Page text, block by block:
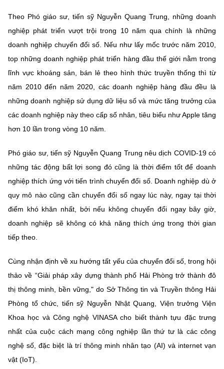
Địa chỉ: Ban Biên tập Cổng TTĐT - 18 Nguyễn Du, TP. Hà Nội
Điện thoại: 024 3936 9506
©2026 Bản quyền thuộc Bộ Khoa Học và Công Nghệ
(Ghi rõ nguồn "https://mst.gov.vn" khi phát hành lại thông tin từ
website này)
Theo Phó giáo sư, tiến sỹ Nguyễn Quang Trung, những doanh
nghiệp phát triển vượt trội trong 10 năm qua chính là những
doanh nghiệp chuyển đổi số. Nếu như lấy mốc trước năm 2010,
top những doanh nghiệp phát triển hàng đầu thế giới nằm trong
lĩnh vực khoáng sản, bán lẻ theo hình thức truyền thống thì từ
năm 2010 đến năm 2020, các doanh nghiệp hàng đầu đều là
những doanh nghiệp sử dụng dữ liệu số và mức tăng trưởng của
các doanh nghiệp này theo cấp số nhân, tiêu biểu như Apple tăng
hơn 10 lần trong vòng 10 năm.
Phó giáo sư, tiến sỹ Nguyễn Quang Trung nêu dịch COVID-19 có
những tác động bất lợi song đó cũng là thời điểm tốt để doanh
nghiệp thích ứng với tiến trình chuyển đổi số. Doanh nghiệp dù ở
quy mô nào cũng cần chuyển đổi số ngay lúc này, ngay tại thời
điểm khó khăn nhất, bởi nếu không chuyển đổi ngay bây giờ,
doanh nghiệp sẽ không có khả năng thích ứng trong thời gian
tiếp theo.
Cùng nhận định về xu hướng tất yếu của chuyển đổi số, trong hội
thảo về “Giải pháp xây dựng thành phố Hải Phòng trở thành đô
thị thông minh, bền vững," do Sở Thông tin và Truyền thông Hải
Phòng tổ chức, tiến sỹ Nguyễn Nhật Quang, Viện trưởng Viện
Khoa học và Công nghệ VINASA cho biết thành tựu đặc trưng
nhất của cuộc cách mạng công nghiệp lần thứ tư là các công
nghệ số, đặc biệt là trí thông minh nhân tạo (AI) và internet vạn
vật (IoT).